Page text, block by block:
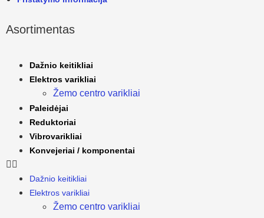
Asortimentas
Dažnio keitikliai
Elektros varikliai
Žemo centro varikliai
Paleidėjai
Reduktoriai
Vibrovarikliai
Konvejeriai / komponentai
Dažnio keitikliai
Elektros varikliai
Žemo centro varikliai